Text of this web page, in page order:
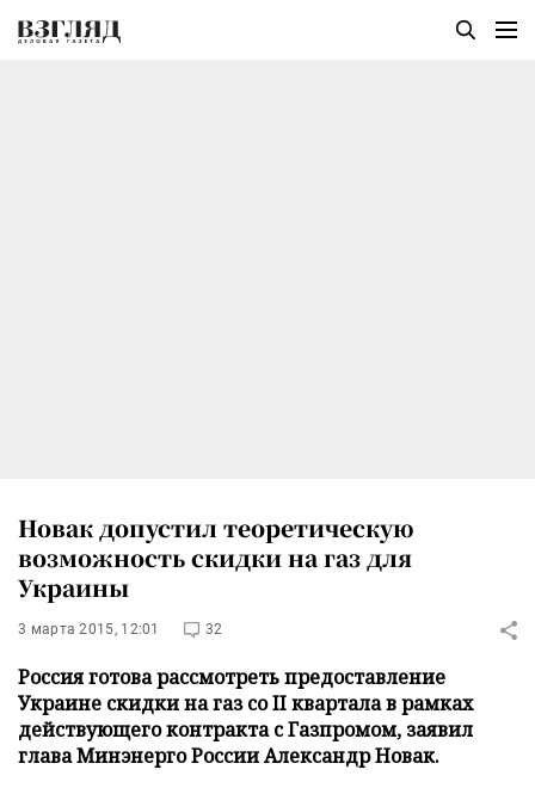
Новак допустил теоретическую
возможность скидки на газ для
Украины
3 марта 2015, 12:01 32
Россия готова рассмотреть предоставление
Украине скидки на газ со II квартала в рамках
действующего контракта с Газпромом, заявил
глава Минэнерго России Александр Новак.